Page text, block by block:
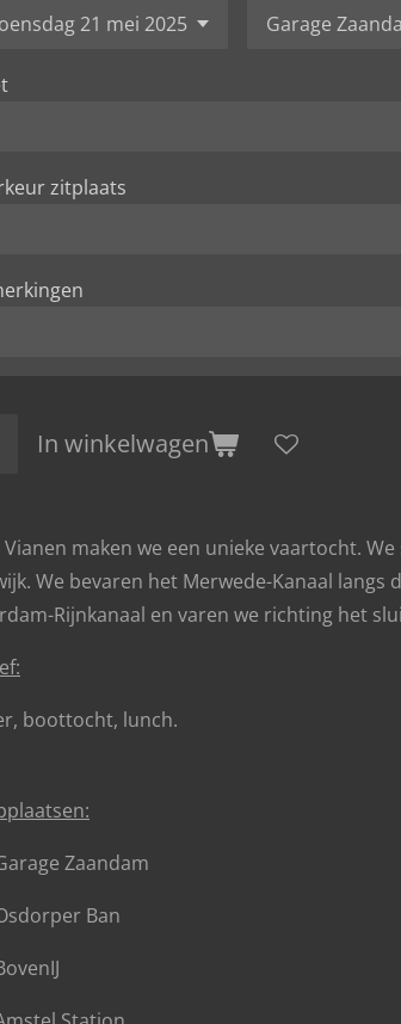
zitplaats
In winkelwagen
maken we een unieke vaartocht.
We bevaren het Merwede-Kanaal
Rijnkanaal en varen we richting het
boottocht, lunch.
Zaandam
Ban